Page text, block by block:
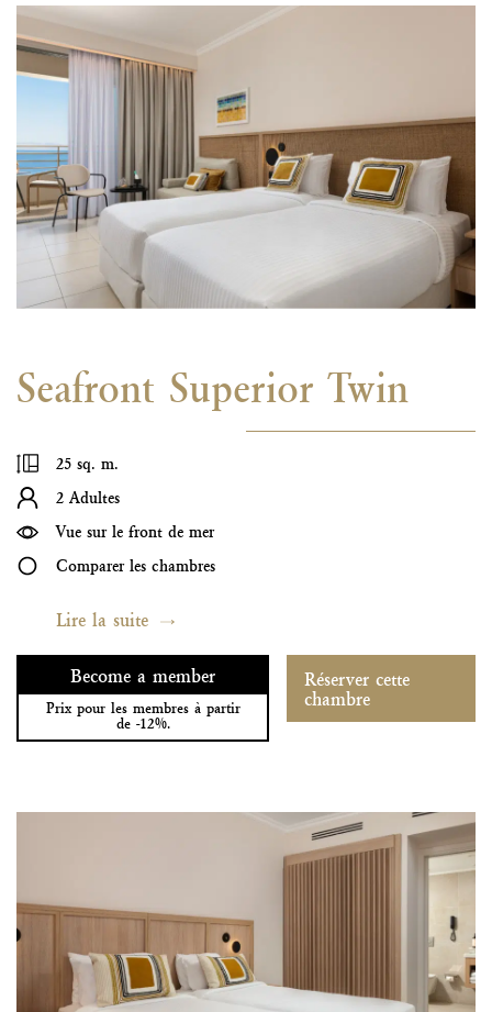
Seafront Superior Twin
25 sq. m.
2 Adultes
Vue sur le front de mer
Comparer les chambres
Lire la suite
Become a member
Prix pour les membres à partir
de -12%.
Réserver cette
chambre